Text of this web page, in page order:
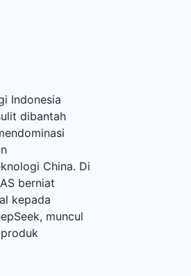
Indonesia
dibantah
China. Di
berniat
kepada
muncul